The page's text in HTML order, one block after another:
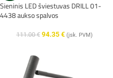
Sieninis LED šviestuvas DRILL 01-
4438 aukso spalvos
111.00€ 94.35€ (įsk. PVM)